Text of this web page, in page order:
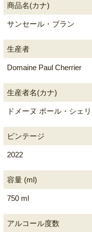
商品名(カナ)
サンセール・ブラン
生産者
Domaine Paul Cherrier
生産者名(カナ)
ドメーヌ ポール・シェ
ビンテージ
2022
容量 (ml)
750 ml
アルコール度数